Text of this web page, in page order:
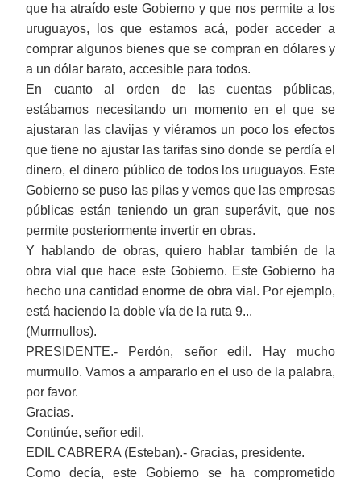
que ha atraído este Gobierno y que nos permite a los
uruguayos, los que estamos acá, poderacceder a
comprar algunos bienes que se compran en dólares y
a un dólar barato, accesible para todos.
En cuanto al orden de las cuentas públicas,
estábamos necesitando un momento en el que se
ajustaran las clavijas y viéramos un poco los efectos
que tiene no ajustar las tarifas sino donde se perdía el
dinero, el dinero público de todos los uruguayos. Este
Gobierno se puso las pilas y vemos que las empresas
públicas están teniendo un gran superávit, que nos
permite posteriormente invertir en obras.
Y hablando de obras, quiero hablar también de la
obra vial que hace este Gobierno. Este Gobierno ha
hecho una cantidad enorme de obra vial. Por ejemplo,
está haciendo la doble vía de la ruta 9...
(Murmullos).
PRESIDENTE.- Perdón, señor edil. Hay mucho
murmullo. Vamos a ampararlo en el uso de la palabra,
por favor.
Gracias.
Continúe, señor edil.
EDIL CABRERA (Esteban).- Gracias, presidente.
Como decía, este Gobierno se ha comprometido